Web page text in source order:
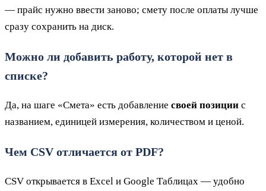
— прайс нужно ввести заново; смету после оплаты лучше
сразу сохранить на диск.
Можно ли добавить работу, которой нет в
списке?
Да, на шаге «Смета» есть добавление своей позиции с
названием, единицей измерения, количеством и ценой.
Чем CSV отличается от PDF?
CSV открывается в Excel и Google Таблицах — удобно